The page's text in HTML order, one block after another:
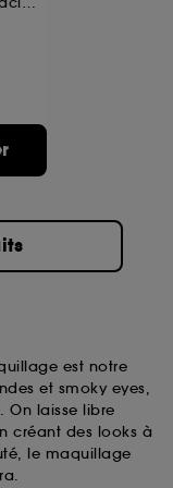
est notre
et smoky eyes,
On laisse libre
créant des looks à
le maquillage
le dépôt et la
Vous
de
pour les
à tout
Si vous
les cookies